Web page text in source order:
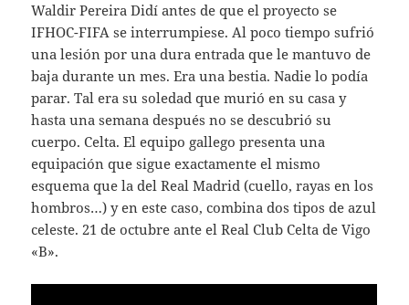
Waldir Pereira Didí antes de que el proyecto se
IFHOC-FIFA se interrumpiese. Al poco tiempo sufrió
una lesión por una dura entrada que le mantuvo de
baja durante un mes. Era una bestia. Nadie lo podía
parar. Tal era su soledad que murió en su casa y
hasta una semana después no se descubrió su
cuerpo. Celta. El equipo gallego presenta una
equipación que sigue exactamente el mismo
esquema que la del Real Madrid (cuello, rayas en los
hombros…) y en este caso, combina dos tipos de azul
celeste. 21 de octubre ante el Real Club Celta de Vigo
«B».